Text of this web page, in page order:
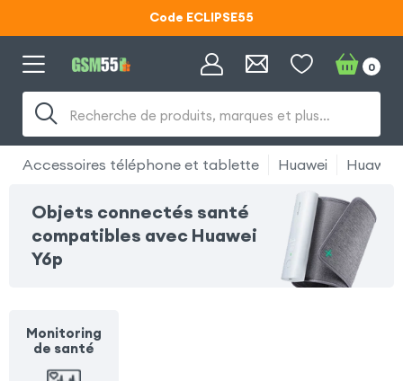
Code ECLIPSE55
Recherche de produits, marques et plus…
0
Accessoires téléphone et tablette Huawei Huawei
Objets connectés santé
compatibles avec Huawei
Y6p
Monitoring
de santé